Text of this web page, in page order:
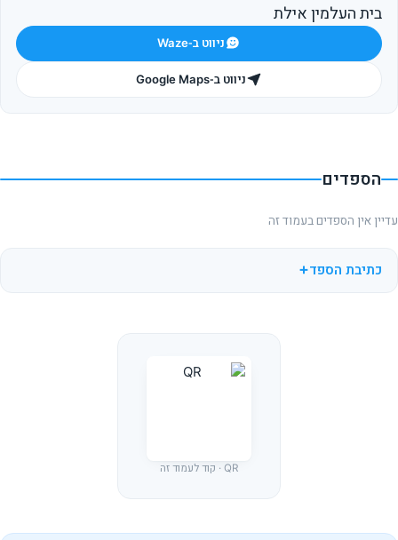
בית העלמין אילת
ניווט ב-Waze
ניווט ב-Google Maps
הספדים
עדיין אין הספדים בעמוד זה
כתיבת הספד
QR · קוד לעמוד זה